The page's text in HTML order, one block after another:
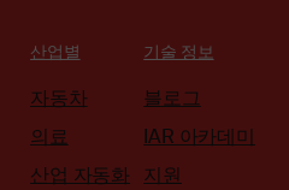
산업별
자동차
의료
산업 자동화
기술 정보
블로그
IAR 아카데미
지원